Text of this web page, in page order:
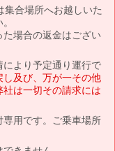
合場所へお越しいた
場合の返金はござい
より予定通り運行で
し及び、万が一その他
は一切その請求には
用です。ご乗車場所